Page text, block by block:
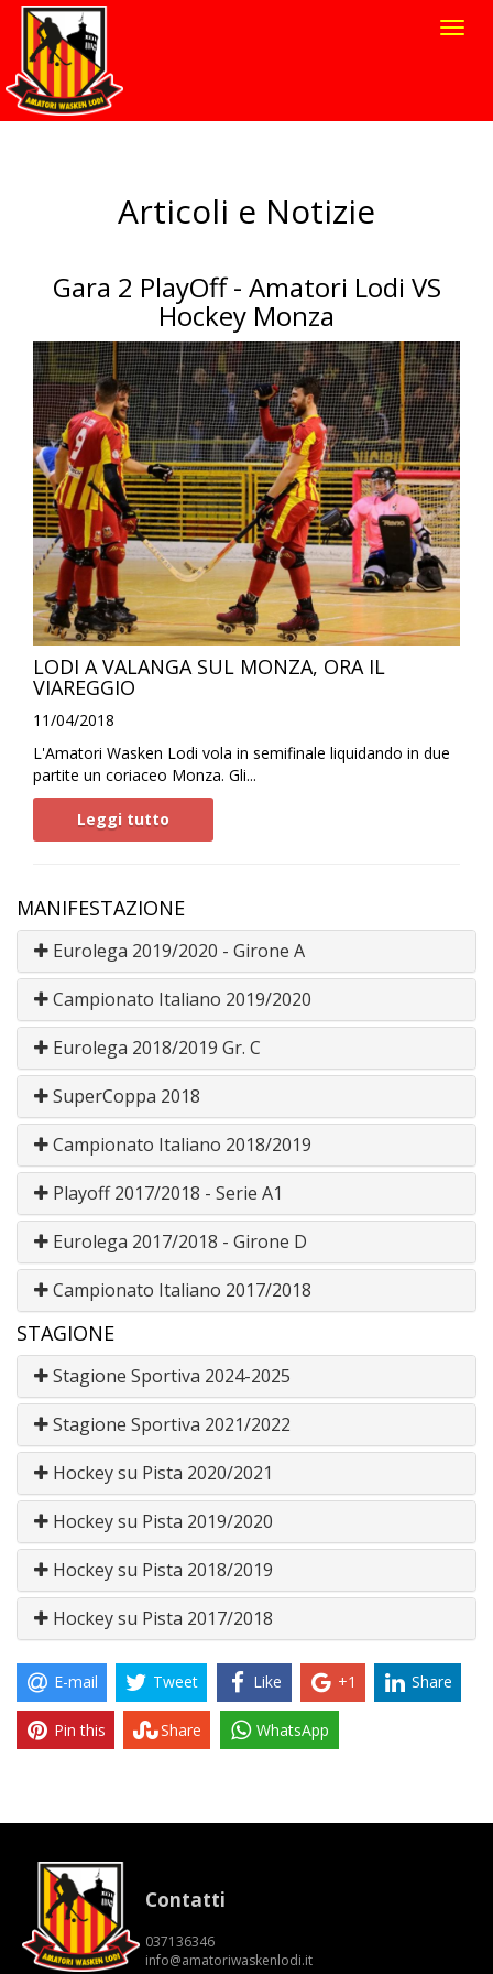
Articoli e Notizie
Gara 2 PlayOff - Amatori Lodi VS
Hockey Monza
LODI A VALANGA SUL MONZA, ORA IL
VIAREGGIO
11/04/2018
L'Amatori Wasken Lodi vola in semifinale liquidando in due
partite un coriaceo Monza. Gli...
Leggi tutto
MANIFESTAZIONE
Eurolega 2019/2020 - Girone A
Campionato Italiano 2019/2020
Eurolega 2018/2019 Gr. C
SuperCoppa 2018
Campionato Italiano 2018/2019
Playoff 2017/2018 - Serie A1
Eurolega 2017/2018 - Girone D
Campionato Italiano 2017/2018
STAGIONE
Stagione Sportiva 2024-2025
Stagione Sportiva 2021/2022
Hockey su Pista 2020/2021
Hockey su Pista 2019/2020
Hockey su Pista 2018/2019
Hockey su Pista 2017/2018
E-mail Tweet Like +1 Share
Pin this Share WhatsApp
Contatti
037136346
info@amatoriwaskenlodi.it